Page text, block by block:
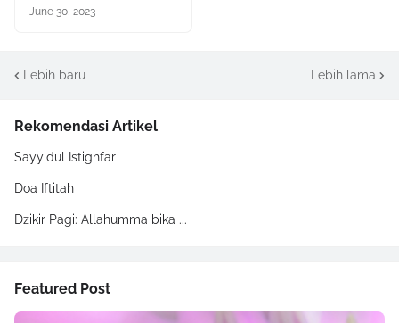
June 30, 2023
Lebih baru Lebih lama
Rekomendasi Artikel
Sayyidul Istighfar
Doa Iftitah
Dzikir Pagi: Allahumma bika ...
Featured Post